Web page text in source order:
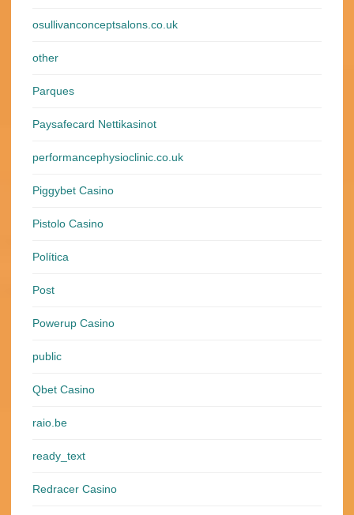
osullivanconceptsalons.co.uk
other
Parques
Paysafecard Nettikasinot
performancephysioclinic.co.uk
Piggybet Casino
Pistolo Casino
Política
Post
Powerup Casino
public
Qbet Casino
raio.be
ready_text
Redracer Casino